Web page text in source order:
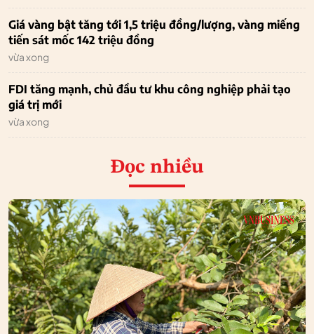
Giá vàng bật tăng tới 1,5 triệu đồng/lượng, vàng miếng
tiến sát mốc 142 triệu đồng
vừa xong
FDI tăng mạnh, chủ đầu tư khu công nghiệp phải tạo
giá trị mới
vừa xong
Đọc nhiều